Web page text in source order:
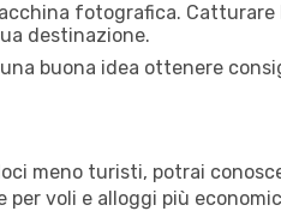
fotografica. Catturare
destinazione.
buona idea ottenere
meno turisti, potrai
voli e alloggi più